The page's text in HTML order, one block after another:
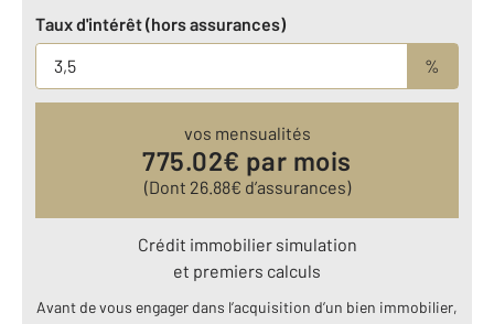
Taux d'intérêt (hors assurances)
%
vos mensualités
775.02€ par mois
(Dont 26.88€ d’assurances)
Crédit immobilier simulation
et premiers calculs
Avant de vous engager dans l’acquisition d’un bien immobilier,